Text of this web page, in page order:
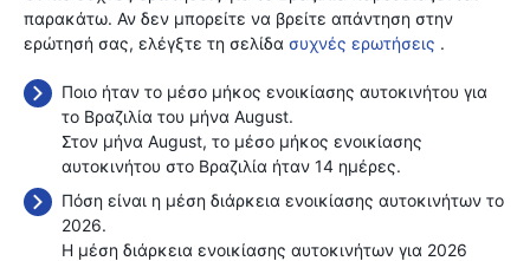
παρακάτω. Αν δεν μπορείτε να βρείτε απάντηση στην
ερώτησή σας, ελέγξτε τη σελίδα συχνές ερωτήσεις .
Ποιο ήταν το μέσο μήκος ενοικίασης αυτοκινήτου για
το Βραζιλία του μήνα August.
Στον μήνα August, το μέσο μήκος ενοικίασης
αυτοκινήτου στο Βραζιλία ήταν 14 ημέρες.
Πόση είναι η μέση διάρκεια ενοικίασης αυτοκινήτων το
2026.
Η μέση διάρκεια ενοικίασης αυτοκινήτων για 2026